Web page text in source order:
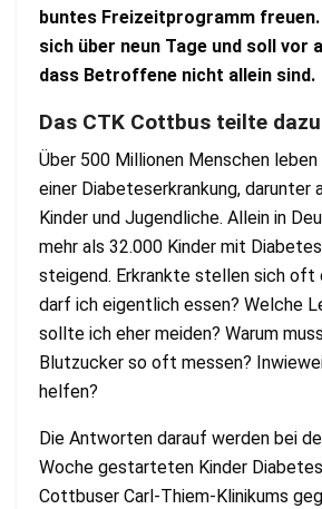
buntes Freizeitprogramm freuen.
sich über neun Tage und soll vor
dass Betroffene nicht allein sind.
Das CTK Cottbus teilte
Über 500 Millionen Menschen
einer Diabeteserkrankung, darunter
Kinder und Jugendliche. Allein in
mehr als 32.000 Kinder mit
steigend. Erkrankte stellen sich oft
darf ich eigentlich essen? Welche
sollte ich eher meiden? Warum
Blutzucker so oft messen?
helfen?
Die Antworten darauf werden bei
Woche gestarteten Kinder
Cottbuser Carl-Thiem-Klinikums